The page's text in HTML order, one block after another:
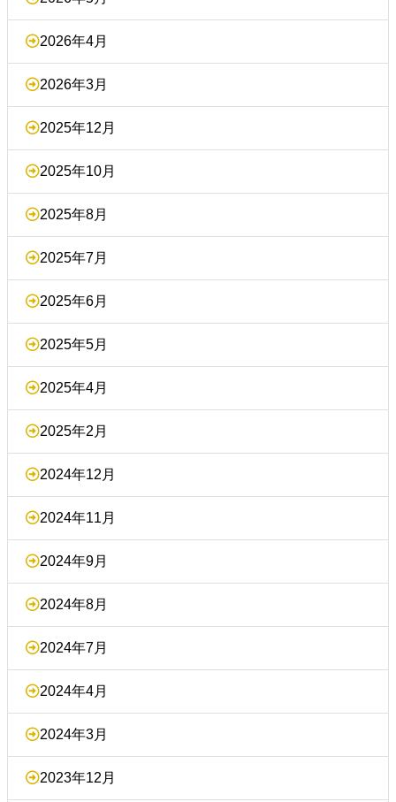
2026年4月
2026年3月
2025年12月
2025年10月
2025年8月
2025年7月
2025年6月
2025年5月
2025年4月
2025年2月
2024年12月
2024年11月
2024年9月
2024年8月
2024年7月
2024年4月
2024年3月
2023年12月